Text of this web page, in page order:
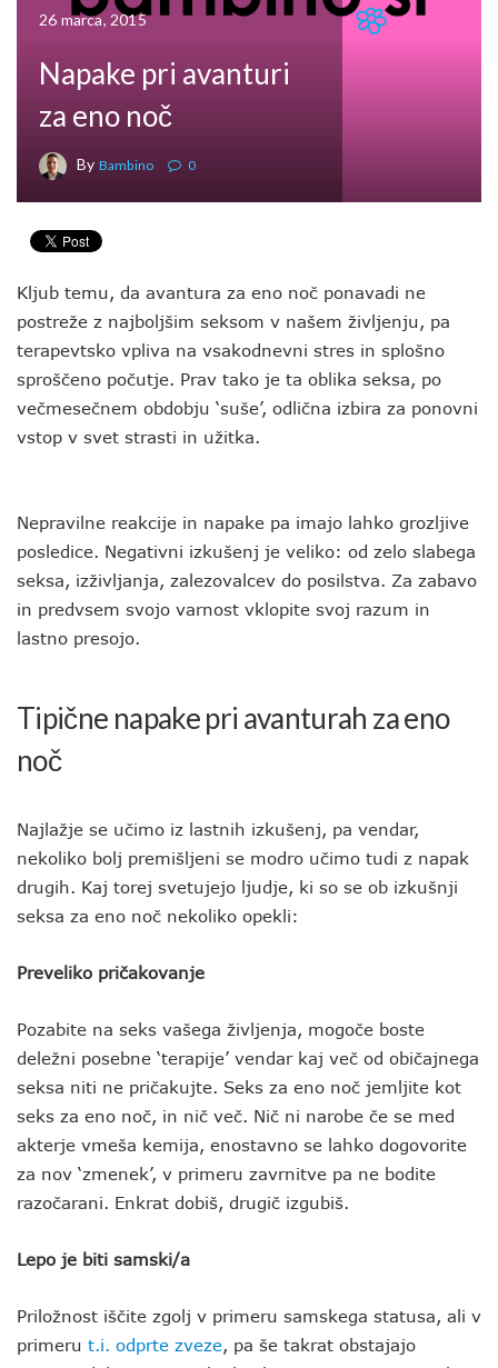
26 marca, 2015
Napake pri avanturi
za eno noč
By Bambino 0
Kljub temu, da avantura za eno noč ponavadi ne
postreže z najboljšim seksom v našem življenju, pa
terapevtsko vpliva na vsakodnevni stres in splošno
sproščeno počutje. Prav tako je ta oblika seksa, po
večmesečnem obdobju ‘suše’, odlična izbira za ponovni
vstop v svet strasti in užitka.
Nepravilne reakcije in napake pa imajo lahko grozljive
posledice. Negativni izkušenj je veliko: od zelo slabega
seksa, izživljanja, zalezovalcev do posilstva. Za zabavo
in predvsem svojo varnost vklopite svoj razum in
lastno presojo.
Tipične napake pri avanturah za eno
noč
Najlažje se učimo iz lastnih izkušenj, pa vendar,
nekoliko bolj premišljeni se modro učimo tudi z napak
drugih. Kaj torej svetujejo ljudje, ki so se ob izkušnji
seksa za eno noč nekoliko opekli:
Preveliko pričakovanje
Pozabite na seks vašega življenja, mogoče boste
deležni posebne ‘terapije’ vendar kaj več od običajnega
seksa niti ne pričakujte. Seks za eno noč jemljite kot
seks za eno noč, in nič več. Nič ni narobe če se med
akterje vmeša kemija, enostavno se lahko dogovorite
za nov ‘zmenek’, v primeru zavrnitve pa ne bodite
razočarani. Enkrat dobiš, drugič izgubiš.
Lepo je biti samski/a
Priložnost iščite zgolj v primeru samskega statusa, ali v
primeru t.i. odprte zveze, pa še takrat obstajajo